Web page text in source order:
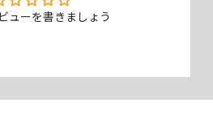
ューを書きましょう